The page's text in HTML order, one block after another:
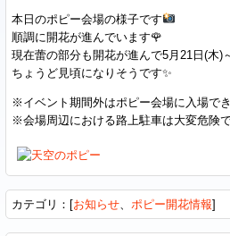
本日のポピー会場の様子です
順調に開花が進んでいます🌹
現在蕾の部分も開花が進んで5月21日(木)
ちょうど見頃になりそうです✨
※イベント期間外はポピー会場に入場で
※会場周辺における路上駐車は大変危険
カテゴリ：[お知らせ、 ポピー開花情報]